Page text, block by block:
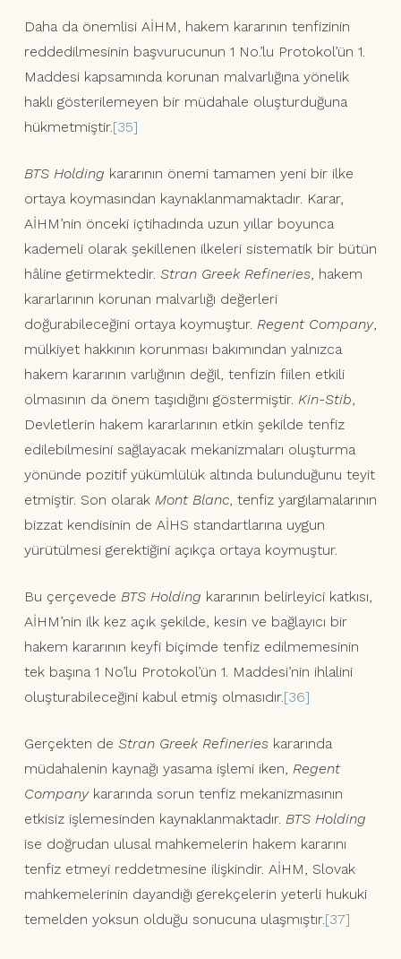
Daha da önemlisi AİHM, hakem kararının tenfizinin
reddedilmesinin başvurucunun 1 No.’lu Protokol’ün 1.
Maddesi kapsamında korunan malvarlığına yönelik
haklı gösterilemeyen bir müdahale oluşturduğuna
hükmetmiştir.[35]
BTS Holding kararının önemi tamamen yeni bir ilke
ortaya koymasından kaynaklanmamaktadır. Karar,
AİHM’nin önceki içtihadında uzun yıllar boyunca
kademeli olarak şekillenen ilkeleri sistematik bir bütün
hâline getirmektedir. Stran Greek Refineries, hakem
kararlarının korunan malvarlığı değerleri
doğurabileceğini ortaya koymuştur. Regent Company,
mülkiyet hakkının korunması bakımından yalnızca
hakem kararının varlığının değil, tenfizin fiilen etkili
olmasının da önem taşıdığını göstermiştir. Kin-Stib,
Devletlerin hakem kararlarının etkin şekilde tenfiz
edilebilmesini sağlayacak mekanizmaları oluşturma
yönünde pozitif yükümlülük altında bulunduğunu teyit
etmiştir. Son olarak Mont Blanc, tenfiz yargılamalarının
bizzat kendisinin de AİHS standartlarına uygun
yürütülmesi gerektiğini açıkça ortaya koymuştur.
Bu çerçevede BTS Holding kararının belirleyici katkısı,
AİHM’nin ilk kez açık şekilde, kesin ve bağlayıcı bir
hakem kararının keyfi biçimde tenfiz edilmemesinin
tek başına 1 No’lu Protokol’ün 1. Maddesi’nin ihlalini
oluşturabileceğini kabul etmiş olmasıdır.[36]
Gerçekten de Stran Greek Refinerieskararında
müdahalenin kaynağı yasama işlemi iken, Regent
Companykararında sorun tenfiz mekanizmasının
etkisiz işlemesinden kaynaklanmaktadır. BTS Holding
ise doğrudan ulusal mahkemelerin hakem kararını
tenfiz etmeyi reddetmesine ilişkindir. AİHM, Slovak
mahkemelerinin dayandığı gerekçelerin yeterli hukuki
temelden yoksun olduğu sonucuna ulaşmıştır.[37]